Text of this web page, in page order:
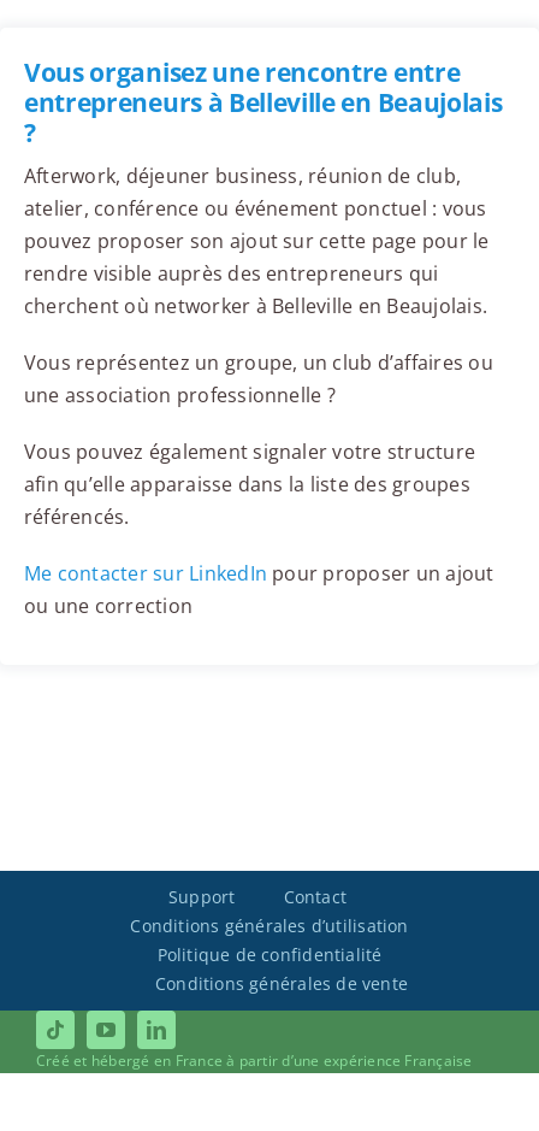
Vous organisez une rencontre entre
entrepreneurs à Belleville en Beaujolais
?
Afterwork, déjeuner business, réunion de club,
atelier, conférence ou événement ponctuel : vous
pouvez proposer son ajout sur cette page pour le
rendre visible auprès des entrepreneurs qui
cherchent où networker à Belleville en Beaujolais.
Vous représentez un groupe, un club d’affaires ou
une association professionnelle ?
Vous pouvez également signaler votre structure
afin qu’elle apparaisse dans la liste des groupes
référencés.
Me contacter sur LinkedIn pour proposer un ajout
ou une correction
Support
Contact
Conditions générales d’utilisation
Politique de confidentialité
Conditions générales de vente
Créé et hébergé en France à partir d’une expérience Française